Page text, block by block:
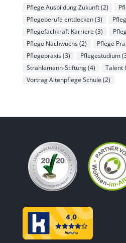
Pflege Ausbildung Zukunft(2)
Pflegeberufe entdecken(3)
Pflegefachkraft Karriere (3)
Pflege Nachwuchs(2) Pflege
Pflegepraxis(3) Pflegestudium
Strahlemann-Stiftung(4) Talent
Vortrag Altenpflege Schule (2)